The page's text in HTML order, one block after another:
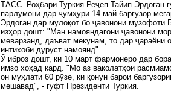
ТАСС. Роҳбари Туркия Реҷеп Тайип Эрдоган
парлумонӣ дар ҷумҳурӣ 14 май баргузор
Эрдоган дар мулоқот бо ҷавонони
изҳор дошт: "Ман намояндагони ҷавонони
меварзанд, даъват мекунам, то дар ҷараёни
интихоби дуруст намоянд".
Ӯ иброз дошт, ки 10 март фармонеро дар
имзо хоҳад кард. "Мо аз ваколатҳои
он муҳлати 60 рӯзе, ки қонун барои
мешавад", - гуфт Президенти Туркия.